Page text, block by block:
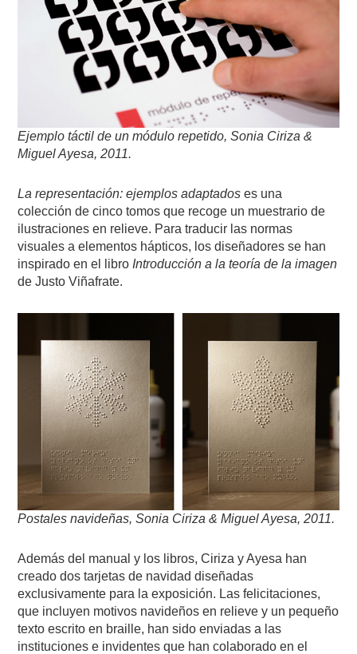
Ejemplo táctil de un módulo repetido, Sonia Ciriza &
Miguel Ayesa, 2011.
La representación: ejemplos adaptadoses una
colección de cinco tomos que recoge un muestrario de
ilustraciones en relieve. Para traducir las normas
visuales a elementos hápticos, los diseñadores se han
inspirado en el libro Introducción a la teoría de la imagen
de Justo Viñafrate.
Postales navideñas, Sonia Ciriza & Miguel Ayesa, 2011.
Además del manual y los libros, Ciriza y Ayesa han
creado dos tarjetas de navidad diseñadas
exclusivamente para la exposición. Las felicitaciones,
que incluyen motivos navideños en relieve y un pequeño
texto escrito en braille, han sido enviadas a las
instituciones e invidentes que han colaborado en el